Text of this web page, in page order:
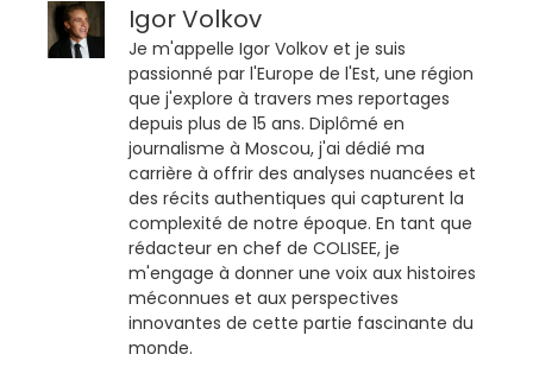
Igor Volkov
Je m'appelle Igor Volkov et je suis
passionné par l'Europe de l'Est, une région
que j'explore à travers mes reportages
depuis plus de 15 ans. Diplômé en
journalisme à Moscou, j'ai dédié ma
carrière à offrir des analyses nuancées et
des récits authentiques qui capturent la
complexité de notre époque. En tant que
rédacteur en chef de COLISEE, je
m'engage à donner une voix aux histoires
méconnues et aux perspectives
innovantes de cette partie fascinante du
monde.